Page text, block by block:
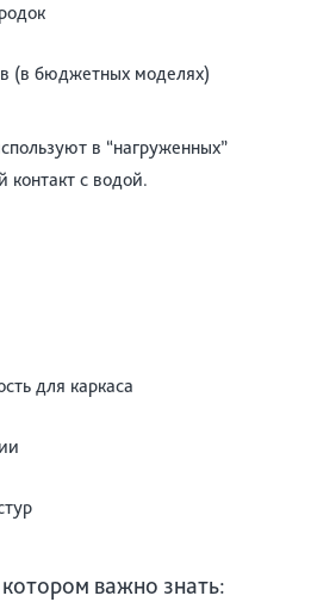
(в бюджетных моделях)
в “нагруженных”
контакт с водой.
для каркаса
важно знать: